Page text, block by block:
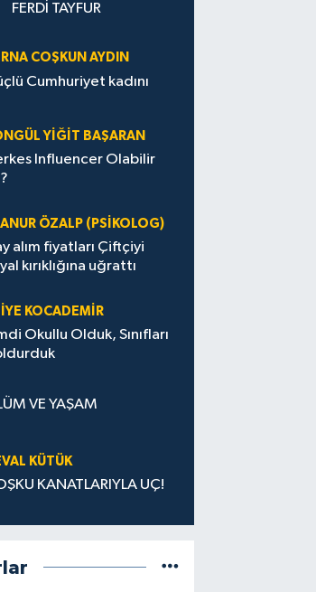
FERDİ TAYFUR
COŞKUN AYDIN
Cumhuriyet kadını
YIĞIT BAŞARAN
Influencer Olabilir
ÖZALP (PSIKOLOG)
alım fiyatları Çiftçiyi
kırıklığına uğrattı
KOCADEMİR
Okullu Olduk, Sınıfları
VE YAŞAM
KÜTÜK
KANATLARIYLA UÇ!